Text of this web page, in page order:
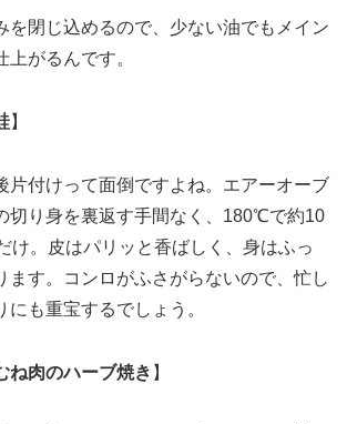
を閉じ込めるので、少ない油でもメイン
がるんです。
】
片付けって面倒ですよね。エアーオーブ
切り身を裏返す手間なく、180℃で約10
け。皮はパリッと香ばしく、身はふっ
ます。コンロがふさがらないので、忙し
にも重宝するでしょう。
ね肉のハーブ焼き 】